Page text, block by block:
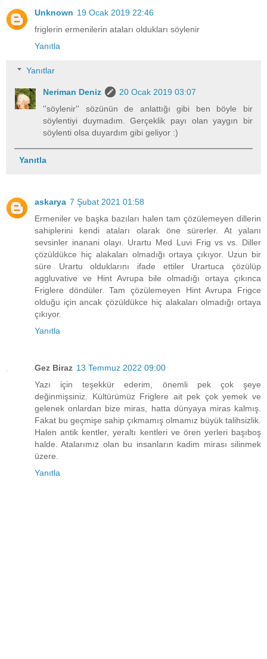
Unknown 19 Ocak 2019 22:46
friglerin ermenilerin ataları oldukları söylenir
Yanıtla
Yanıtlar
Neriman Deniz
20 Ocak 2019 03:07
''söylenir'' sözünün de anlattığı gibi ben böyle bir
söylentiyi duymadım. Gerçeklik payı olan yaygın bir
söylenti olsa duyardım gibi geliyor :)
Yanıtla
askarya 7 Şubat 2021 01:58
Ermeniler ve başka bazıları halen tam çözülemeyen dillerin
sahiplerini kendi ataları olarak öne sürerler. At yalanı
sevsinler inanani olayı. Urartu Med Luvi Frig vs vs. Diller
çözüldükce hiç alakaları olmadığı ortaya çıkıyor. Uzun bir
süre Urartu olduklarını ifade ettiler Urartuca çözülüp
aggluvative ve Hint Avrupa bile olmadığı ortaya çıkınca
Friglere döndüler. Tam çözülemeyen Hint Avrupa Frigce
olduğu için ancak çözüldükce hiç alakaları olmadığı ortaya
çıkıyor.
Yanıtla
Gez Biraz 13 Temmuz 2022 09:00
Yazı için teşekkür ederim, önemli pek çok şeye
değinmişsiniz. Kültürümüz Friglere ait pek çok yemek ve
gelenek onlardan bize miras, hatta dünyaya miras kalmış.
Fakat bu geçmişe sahip çıkmamış olmamız büyük talihsizlik.
Halen antik kentler, yeraltı kentleri ve ören yerleri başıboş
halde. Atalarımız olan bu insanların kadim mirası silinmek
üzere.
Yanıtla